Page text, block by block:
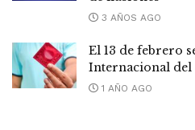
3 AÑOS AGO
El 13 de febrero
Internacional del
1 AÑO AGO